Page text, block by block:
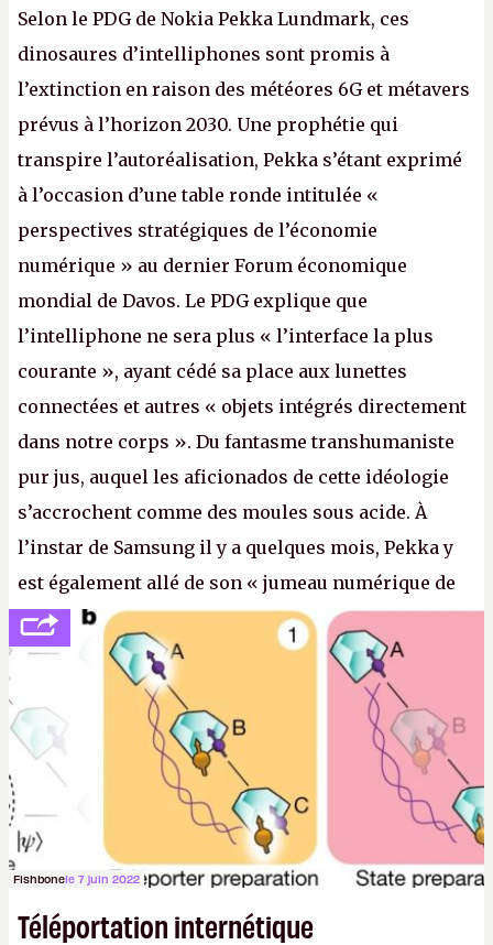
Selon le PDG de Nokia Pekka Lundmark, ces
dinosaures d’intelliphones sont promis à
l’extinction en raison des météores 6G et métavers
prévus à l’horizon 2030. Une prophétie qui
transpire l’autoréalisation, Pekka s’étant exprimé
à l’occasion d’une table ronde intitulée «
perspectives stratégiques de l’économie
numérique » au dernier Forum économique
mondial de Davos. Le PDG explique que
l’intelliphone ne sera plus « l’interface la plus
courante », ayant cédé sa place aux lunettes
connectées et autres « objets intégrés directement
dans notre corps ». Du fantasme transhumaniste
pur jus, auquel les aficionados de cette idéologie
s’accrochent comme des moules sous acide. À
l’instar de Samsung il y a quelques mois, Pekka y
est également allé de son « jumeau numérique de
tout » et de l’importance des metasangsues, qu’il
considère comme «
la prochaine grande plateforme
informatique après le World Wide Web et le mobile
(Crédit photo : Pexels / Pixabay)
Fishbonele 7 juin 2022
Téléportation internétique